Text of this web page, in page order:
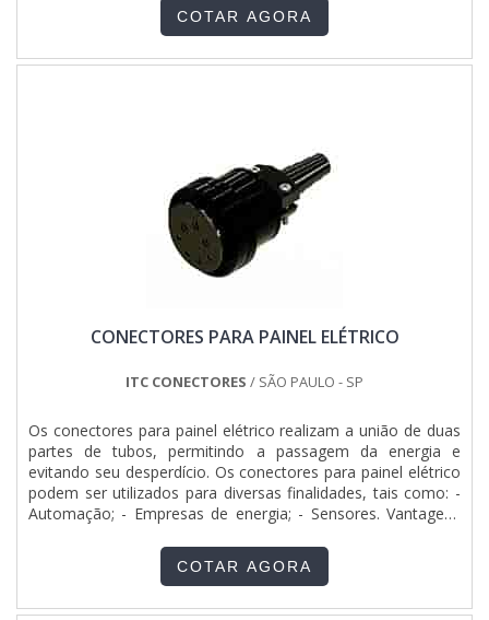
alta qualidade onde são realizadas as atividades e amplo
portfólio de projetos. Tudo isso, unido a um time de
colaboradores proativos e profissionais com vasta
quadro de distribuição elétrica montado em uma empresa
inovadora, descobre a Pégaso Soluções Elétricas. Uma
correção de fator de potência e quadro para sistema de
buscar uma empresa que tenha produtos e serviços com
ótima qualidade e precisão, detalhes que passam
despercebidos e podem gerar prejuízo futuros para os
clientes.É importante lembrar que o produto deve sempre
ser adquirido com empresas especializadas no segmento.
Esse tipo de cuidado ajuda a garantir a qualidade e
durabilidade dos materiais, além de evitar prejuízos com
poupar gastos desnecessários.Existem diversos motivos
quando pensamos em uma empresa que entrega confiança
multidisciplinar de consultores associados; Profissionais
com vasta experiência na área de atuação; Equipe focada na
ética e aplicação das melhores práticas no mercado;
Escritório de alta qualidade onde são realizadas as
atividades; Matéria-prima de excelente qualidade;
Equipamentos de última geração. A EMPRESA MAIS
QUALIFICADA DO SEGMENTONa Pégaso Soluções Elétricas
as melhores opções sempre estão à disposição quando se
procura soluções para quadro de distribuição elétrica
montado. Prezando pelo que há de mais moderno, traz
COTAR AGORA
CONECTORES PARA PAINEL ELÉTRICO
ITC CONECTORES / SÃO PAULO - SP
Os conectores para painel elétrico realizam a união de duas
partes de tubos, permitindo a passagem da energia e
evitando seu desperdício. Os conectores para painel elétrico
podem ser utilizados para diversas finalidades, tais como: -
Automação; - Empresas de energia; - Sensores. Vantagens
passagem da energia; - Evita a queda constante de energia; -
Impede desperdícios da corrent....
COTAR AGORA